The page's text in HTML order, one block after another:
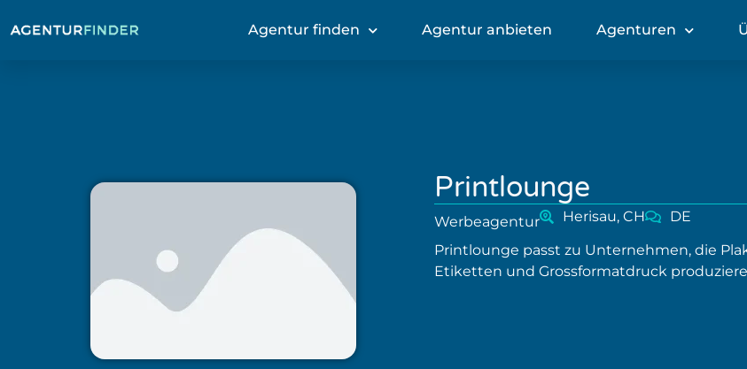
Agentur finden Agentur anbieten Agenturen
Printlounge
Werbeagentur Herisau, CH
DE
Printlounge passt zu Unternehmen, die
Etiketten und Grossformatdruck